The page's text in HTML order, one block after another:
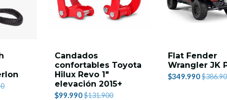
Candados
confortables Toyota
Hilux Revo 1"
elevación 2015+
$99.990$131.900
Flat Fender
Wrangler JK
$349.990